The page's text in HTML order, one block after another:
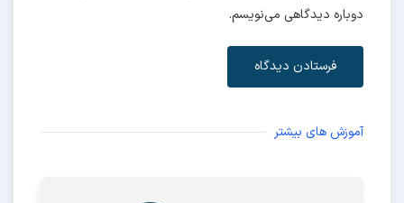
دوباره دیدگاهی می‌نویسم.
فرستادن دیدگاه
آموزش های بیشتر